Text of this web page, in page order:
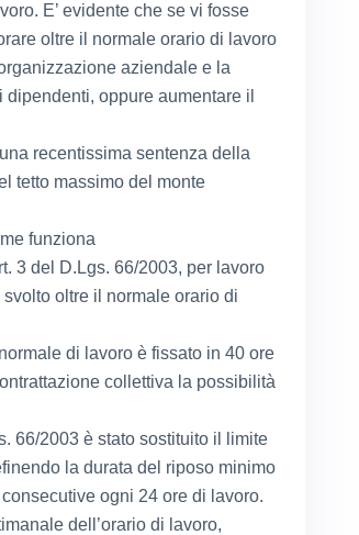
E’ evidente che se vi fosse
oltre il normale orario di lavoro
aziendale e la
oppure aumentare il
recentissima sentenza della
tetto massimo del monte
funziona
3 del D.Lgs. 66/2003, per lavoro
oltre il normale orario di
di lavoro è fissato in 40 ore
collettiva la possibilità
66/2003 è stato sostituito il limite
la durata del riposo minimo
ogni 24 ore di lavoro.
dell’orario di lavoro,